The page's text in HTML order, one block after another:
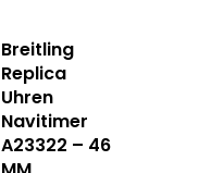
Breitling
Replica
Uhren
Navitimer
A23322 – 46